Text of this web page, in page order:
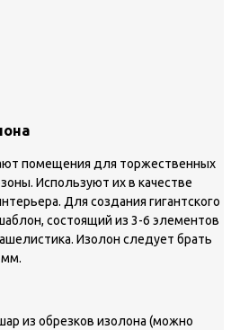
помещения для торжественных
Используют их в качестве
Для создания гигантского
состоящий из 3-6 элементов
Изолон следует брать
мм.
из обрезков изолона (можно